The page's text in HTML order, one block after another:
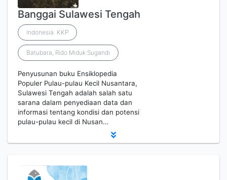
Banggai Sulawesi Tengah
Indonesia. KKP
Batubara, Rido Miduk Sugandi
Penyusunan buku Ensiklopedia
Populer Pulau-pulau Kecil Nusantara,
Sulawesi Tengah adalah salah satu
sarana dalam penyediaan data dan
informasi tentang kondisi dan potensi
pulau-pulau kecil di Nusan…